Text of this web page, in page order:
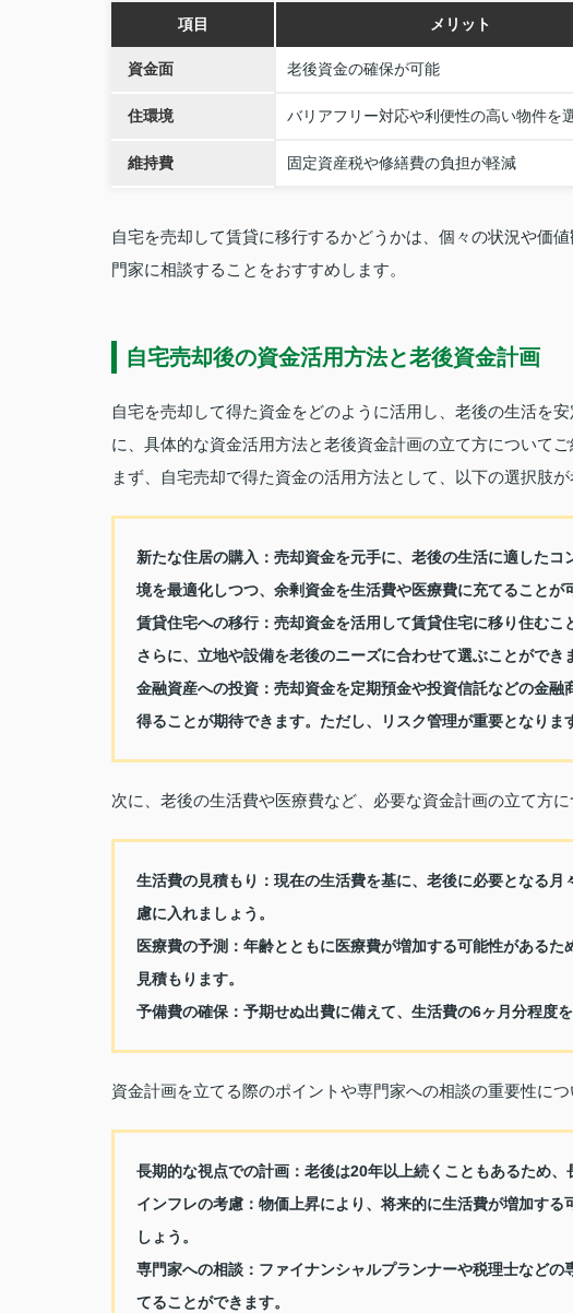
項目 メリット
資金面 老後資金の確保が可能
住環境 バリアフリー対応や利便性の高い物件を
維持費 固定資産税や修繕費の負担が軽減
自宅を売却して賃貸に移行するかどうかは、個々の状況や価
門家に相談することをおすすめします。
自宅売却後の資金活用方法と老後資金計画
自宅を売却して得た資金をどのように活用し、老後の生活を
に、具体的な資金活用方法と老後資金計画の立て方についてご
まず、自宅売却で得た資金の活用方法として、以下の選択肢が
新たな住居の購入： 売却資金を元手に、老後の生活に適した
境を最適化しつつ、余剰資金を生活費や医療費に充てることが
賃貸住宅への移行： 売却資金を活用して賃貸住宅に移り住むこ
さらに、立地や設備を老後のニーズに合わせて選ぶことができ
金融資産への投資： 売却資金を定期預金や投資信託などの金
得ることが期待できます。ただし、リスク管理が重要となりま
次に、老後の生活費や医療費など、必要な資金計画の立て方に
生活費の見積もり： 現在の生活費を基に、老後に必要となる
慮に入れましょう。
医療費の予測： 年齢とともに医療費が増加する可能性がある
見積もります。
予備費の確保： 予期せぬ出費に備えて、生活費の6ヶ月分程度
資金計画を立てる際のポイントや専門家への相談の重要性につ
長期的な視点での計画： 老後は20年以上続くこともあるため、
インフレの考慮： 物価上昇により、将来的に生活費が増加する
しょう。
専門家への相談： ファイナンシャルプランナーや税理士など
てることができます。